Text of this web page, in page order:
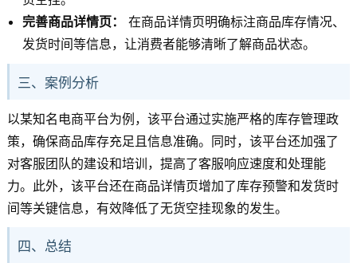
完善商品详情页：
在商品详情页明确标注商品库存情况、
发货时间等信息，让消费者能够清晰了解商品状态。
三、案例分析
以某知名电商平台为例，该平台通过实施严格的库存管理政
策，确保商品库存充足且信息准确。同时，该平台还加强了
对客服团队的建设和培训，提高了客服响应速度和处理能
力。此外，该平台还在商品详情页增加了库存预警和发货时
间等关键信息，有效降低了无货空挂现象的发生。
四、总结